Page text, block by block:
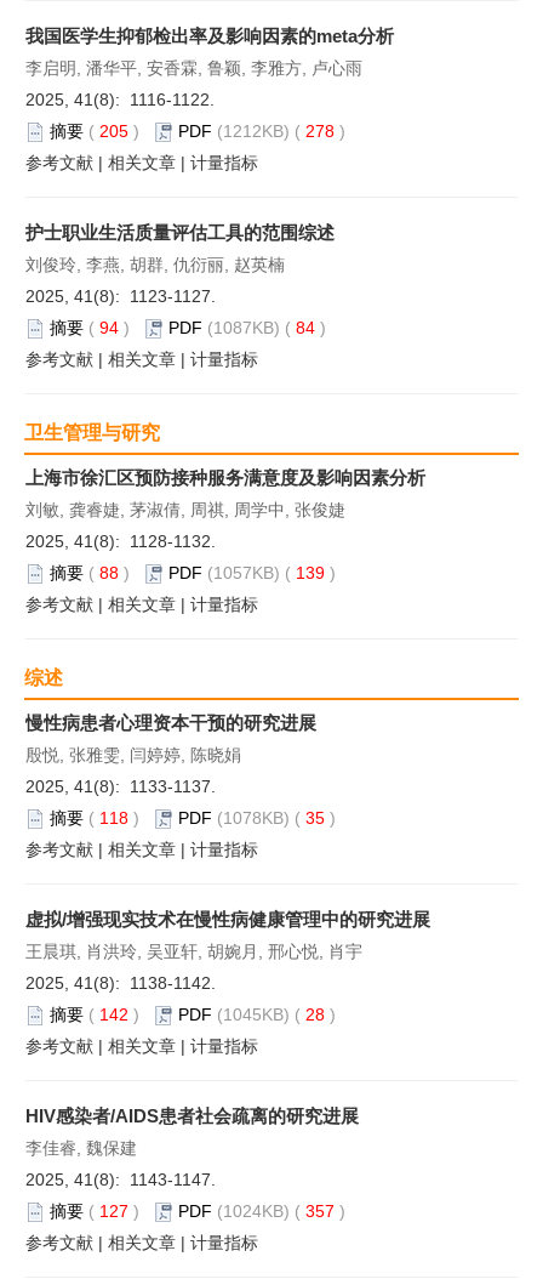
我国医学生抑郁检出率及影响因素的meta分析
李启明, 潘华平, 安香霖, 鲁颖, 李雅方, 卢心雨
2025, 41(8): 1116-1122.
摘要 ( 205 ) PDF (1212KB) ( 278 )
参考文献 | 相关文章 | 计量指标
护士职业生活质量评估工具的范围综述
刘俊玲, 李燕, 胡群, 仇衍丽, 赵英楠
2025, 41(8): 1123-1127.
摘要 ( 94 ) PDF (1087KB) ( 84 )
参考文献 | 相关文章 | 计量指标
卫生管理与研究
上海市徐汇区预防接种服务满意度及影响因素分析
刘敏, 龚睿婕, 茅淑倩, 周祺, 周学中, 张俊婕
2025, 41(8): 1128-1132.
摘要 ( 88 ) PDF (1057KB) ( 139 )
参考文献 | 相关文章 | 计量指标
综述
慢性病患者心理资本干预的研究进展
殷悦, 张雅雯, 闫婷婷, 陈晓娟
2025, 41(8): 1133-1137.
摘要 ( 118 ) PDF (1078KB) ( 35 )
参考文献 | 相关文章 | 计量指标
虚拟/增强现实技术在慢性病健康管理中的研究进展
王晨琪, 肖洪玲, 吴亚轩, 胡婉月, 邢心悦, 肖宇
2025, 41(8): 1138-1142.
摘要 ( 142 ) PDF (1045KB) ( 28 )
参考文献 | 相关文章 | 计量指标
HIV感染者/AIDS患者社会疏离的研究进展
李佳睿, 魏保建
2025, 41(8): 1143-1147.
摘要 ( 127 ) PDF (1024KB) ( 357 )
参考文献 | 相关文章 | 计量指标